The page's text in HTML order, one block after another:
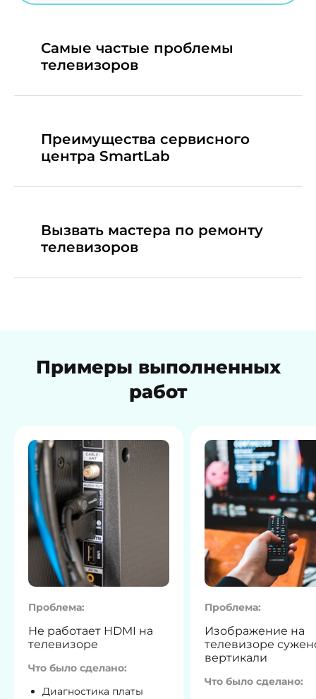
Самые частые проблемы
телевизоров
Преимущества сервисного
центра SmartLab
Вызвать мастера по ремонту
телевизоров
Примеры выполненных
работ
Проблема:
Не работает HDMI на
телевизоре
Что было сделано:
Диагностика платы
Проблема:
Изображение на
телевизоре
вертикали
Что было сделано: